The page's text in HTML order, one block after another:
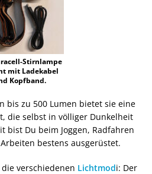
Stirnlampe
mit Ladekabel
Kopfband.
bis zu 500 Lumen bietet sie eine
die selbst in völliger Dunkelheit
bist Du beim Joggen, Radfahren
bestens ausgerüstet.
verschiedenen Lichtmodi: Der